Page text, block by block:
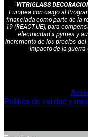
"VITRIGLASS
Europea con cargo al
financiada como parte de la
19 (REACT-UE), para
electricidad a pymes y
incremento de los precios
impacto de la guerra
Política de calidad y